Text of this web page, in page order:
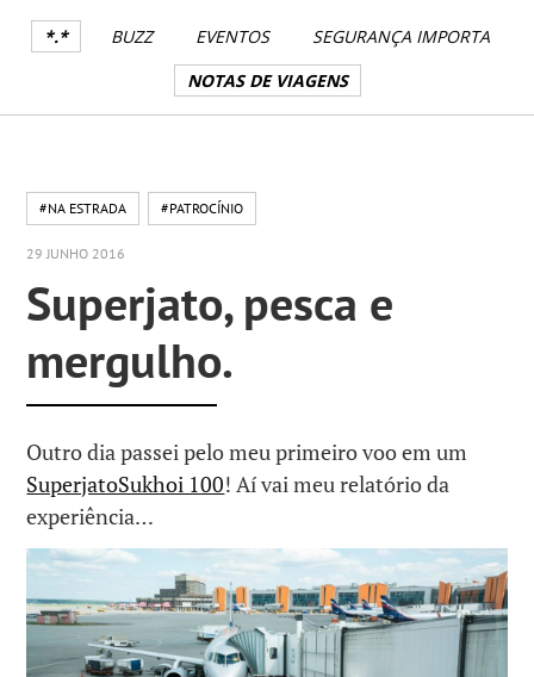
*.* BUZZ EVENTOS
SEGURANÇA IMPORTA
NOTAS DE VIAGENS
#NA ESTRADA #PATROCÍNIO
29 JUNHO 2016
Superjato, pesca e
mergulho.
Outro dia passei pelo meu primeiro voo em um
SuperjatoSukhoi 100! Aí vai meu relatório da
experiência…